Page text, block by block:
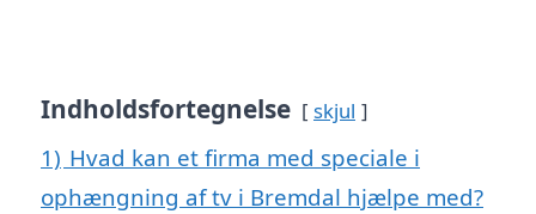
Indholdsfortegnelse skjul
1) Hvad kan et firma med speciale i
ophængning af tv i Bremdal hjælpe med?